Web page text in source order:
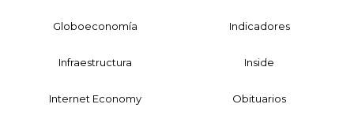
Globoeconomía Indicadores
Infraestructura Inside
Internet Economy Obituarios